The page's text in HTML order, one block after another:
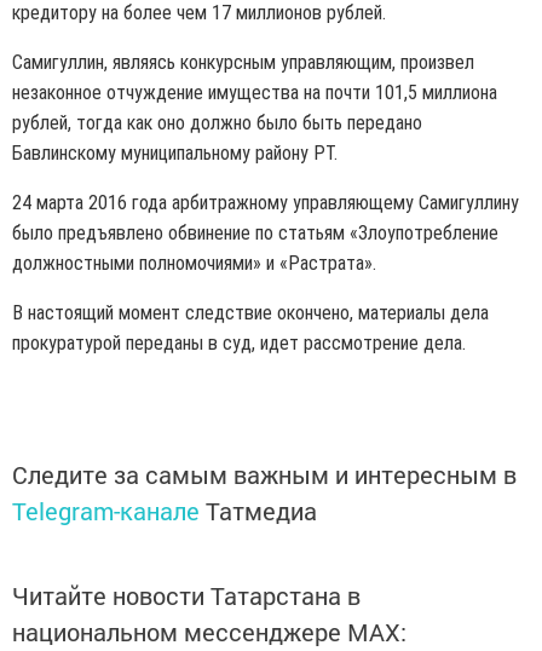
кредитору на более чем 17 миллионов рублей.
Самигуллин, являясь конкурсным управляющим, произвел
незаконное отчуждение имущества на почти 101,5 миллиона
рублей, тогда как оно должно было быть передано
Бавлинскому муниципальному району РТ.
24 марта 2016 года арбитражному управляющему Самигуллину
было предъявлено обвинение по статьям «Злоупотребление
должностными полномочиями» и «Растрата».
В настоящий момент следствие окончено, материалы дела
прокуратурой переданы в суд, идет рассмотрение дела.
Следите за самым важным и интересным в
Telegram-канале Татмедиа
Читайте новости Татарстана в
национальном мессенджере MАХ: